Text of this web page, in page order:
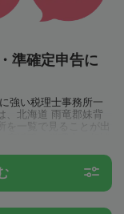
準確定申告に
強い税理士事務所一
、北海道 雨竜郡妹背
を一覧で見ることが出
度近隣の税理士に相談